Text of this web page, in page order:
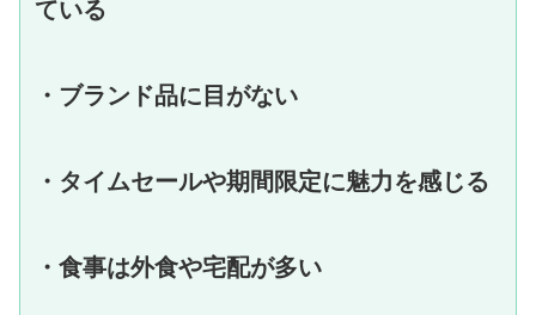
ている
・ブランド品に目がない
・タイムセールや期間限定に魅力を感じる
・食事は外食や宅配が多い